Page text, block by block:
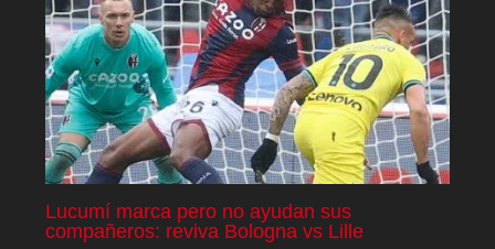
Lucumí marca pero no ayudan sus
compañeros: reviva Bologna vs Lille